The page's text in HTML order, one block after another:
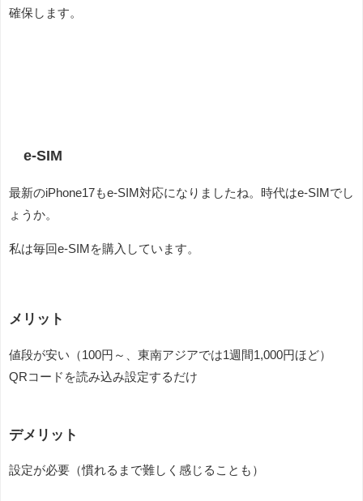
確保します。
e-SIM
最新のiPhone17もe-SIM対応になりましたね。時代はe-SIMでし
ょうか。
私は毎回e-SIMを購入しています。
メリット
値段が安い（100円～、東南アジアでは1週間1,000円ほど）
QRコードを読み込み設定するだけ
デメリット
設定が必要（慣れるまで難しく感じることも）